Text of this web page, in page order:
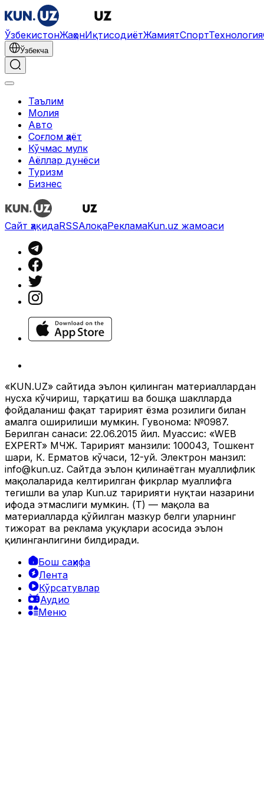
ЎзбекистонЖаҳонИқтисодиётЖамиятСпортТехнология
Ўзбекча
Таълим
Молия
Авто
Соғлом ҳаёт
Кўчмас мулк
Аёллар дунёси
Туризм
Бизнес
Сайт ҳақидаRSSАлоқаРекламаKun.uz жамоаси
«KUN.UZ» сайтида эълон қилинган материаллардан
нусха кўчириш, тарқатиш ва бошқа шаклларда
фойдаланиш фақат таҳририят ёзма розилиги билан
амалга оширилиши мумкин. Гувоҳнома: №0987.
Берилган санаси: 22.06.2015 йил. Муассис: «WEB
EXPERT» МЧЖ. Таҳририят манзили: 100043, Тошкент
шаҳри, К. Ерматов кўчаси, 12-уй. Электрон манзил:
info@kun.uz. Сайтда эълон қилинаётган муаллифлик
мақолаларида келтирилган фикрлар муаллифга
тегишли ва улар Kun.uz таҳририяти нуқтаи назарини
ифода этмаслиги мумкин. (Т) — мақола ва
материалларда қўйилган мазкур белги уларнинг
тижорат ва реклама ҳуқуқлари асосида эълон
қилинганлигини билдиради.
Бош саҳифа
Лента
Кўрсатувлар
Аудио
Меню